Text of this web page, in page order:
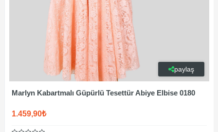
paylaş
Marlyn Kabartmalı Güpürlü Tesettür Abiye Elbise 0180
1.459,90₺